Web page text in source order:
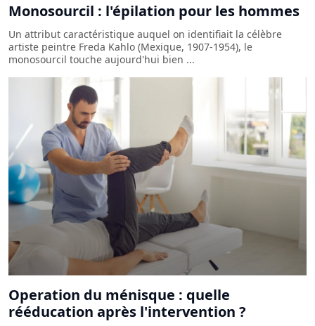
Monosourcil : l'épilation pour les hommes
Un attribut caractéristique auquel on identifiait la célèbre
artiste peintre Freda Kahlo (Mexique, 1907-1954), le
monosourcil touche aujourd'hui bien ...
Operation du ménisque : quelle
rééducation après l'intervention ?